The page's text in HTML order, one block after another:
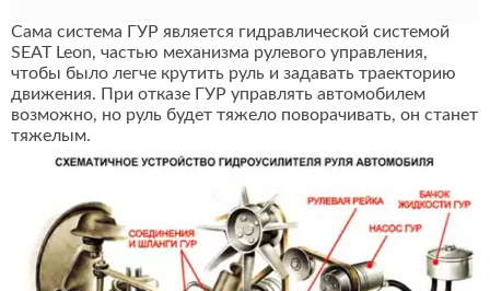
Сама система ГУР является гидравлической системой
SEAT Leon, частью механизма рулевого управления,
чтобы было легче крутить руль и задавать траекторию
движения. При отказе ГУР управлять автомобилем
возможно, но руль будет тяжело поворачивать, он станет
тяжелым.